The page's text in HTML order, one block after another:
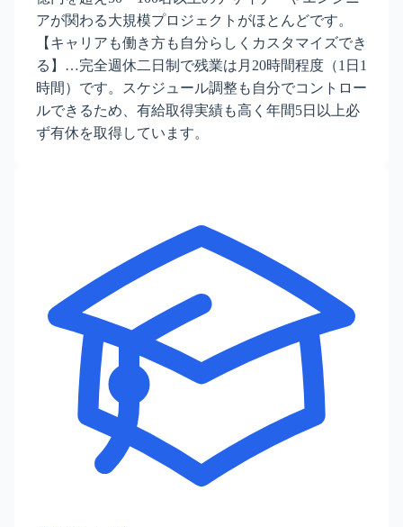
アが関わる大規模プロジェクトがほとんどです。
【キャリアも働き方も自分らしくカスタマイズでき
る】…完全週休二日制で残業は月20時間程度（1日1
時間）です。スケジュール調整も自分でコントロー
ルできるため、有給取得実績も高く年間5日以上必
ず有休を取得しています。